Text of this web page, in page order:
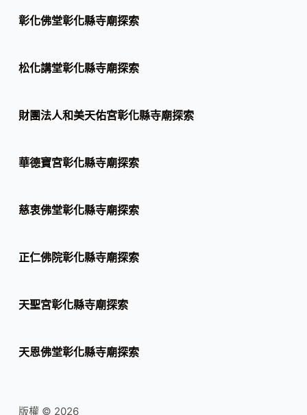
彰化佛堂彰化縣寺廟探索
松化講堂彰化縣寺廟探索
財團法人和美天佑宮彰化縣寺廟探索
華德寶宮彰化縣寺廟探索
慈衷佛堂彰化縣寺廟探索
正仁佛院彰化縣寺廟探索
天聖宮彰化縣寺廟探索
天恩佛堂彰化縣寺廟探索
版權 © 2026